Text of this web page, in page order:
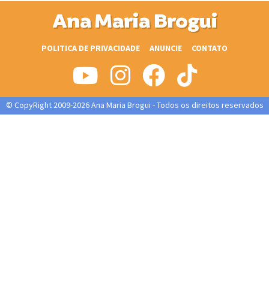
Ana Maria Brogui
POLITICA DE PRIVACIDADE ANUNCIE CONTATO
© CopyRight 2009-2026 Ana Maria Brogui - Todos os direitos reservados